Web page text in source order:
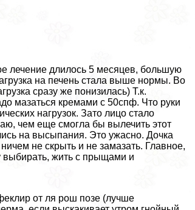
лечение длилось 5 месяцев, большую
на печень стала выше нормы. Во
сразу же понизилась) Т.к.
мазаться кремами с 50спф. Что руки
нагрузок. Зато лицо стало
чем еще смогла бы вылечить этот
на высыпания. Это ужасно. Дочка
не скрыть и не замазать. Главное,
выбирать, жить с прыщами и
от ля рош позе (лучше